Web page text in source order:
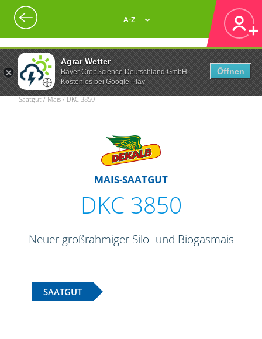
Agrar Wetter
Bayer CropScience Deutschland GmbH
Kostenlos bei Google Play
Öffnen
A-Z
Saatgut / Mais / DKC 3850
MAIS-SAATGUT
DKC 3850
Neuer großrahmiger Silo- und Biogasmais
SAATGUT